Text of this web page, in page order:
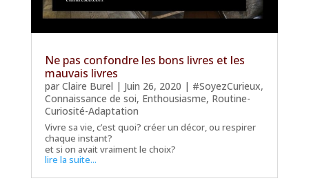
Ne pas confondre les bons livres et les
mauvais livres
par Claire Burel | Juin 26, 2020 | #SoyezCurieux,
Connaissance de soi, Enthousiasme, Routine-
Curiosité-Adaptation
Vivre sa vie, c’est quoi? créer un décor, ou respirer
chaque instant?
et si on avait vraiment le choix?
lire la suite...